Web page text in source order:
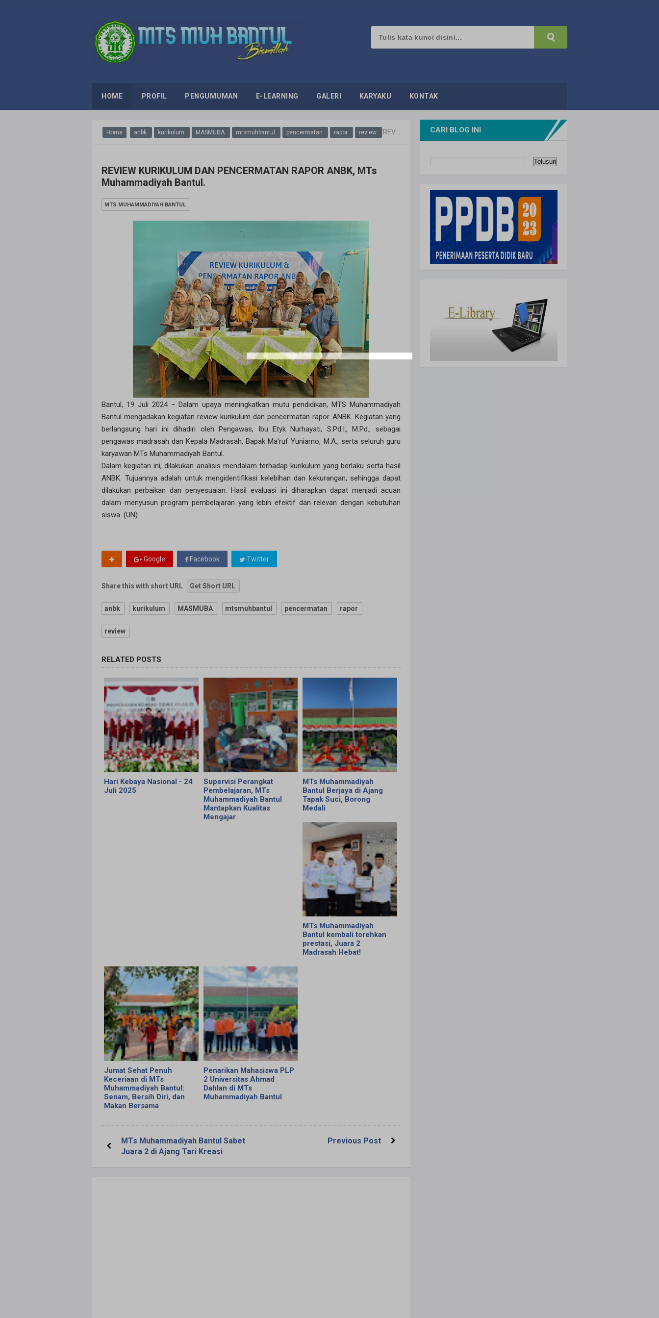
HOME PROFIL PENGUMUMAN E-LEARNING GALERI KARYAKU KONTAK
Home anbk kurikulum MASMUBA mtsmuhbantul pencermatan rapor review REVIEW KURIKULUM DAN PENCERMATAN RAPOR ANBK, MTs Muhammadiyah Bantul.
REVIEW KURIKULUM DAN PENCERMATAN RAPOR ANBK, MTs
Muhammadiyah Bantul.
MTS MUHAMMADIYAH BANTUL
Bantul, 19 Juli 2024 – Dalam upaya meningkatkan mutu pendidikan, MTS Muhammadiyah
Bantul mengadakan kegiatan review kurikulum dan pencermatan rapor ANBK. Kegiatan yang
berlangsung hari ini dihadiri oleh Pengawas, Ibu Etyk Nurhayati, S.Pd.I., M.Pd., sebagai
pengawas madrasah dan Kepala Madrasah, Bapak Ma'ruf Yuniarno, M.A., serta seluruh guru
karyawan MTs Muhammadiyah Bantul.
Dalam kegiatan ini, dilakukan analisis mendalam terhadap kurikulum yang berlaku serta hasil
ANBK. Tujuannya adalah untuk mengidentifikasi kelebihan dan kekurangan, sehingga dapat
dilakukan perbaikan dan penyesuaian. Hasil evaluasi ini diharapkan dapat menjadi acuan
dalam menyusun program pembelajaran yang lebih efektif dan relevan dengan kebutuhan
siswa. (UN)
Google Facebook Twitter
Share this with short URL Get Short URL
anbk kurikulum MASMUBA mtsmuhbantul pencermatan rapor
review
RELATED POSTS
Hari Kebaya Nasional - 24
Juli 2025
Supervisi Perangkat
Pembelajaran, MTs
Muhammadiyah Bantul
Mantapkan Kualitas
Mengajar
MTs Muhammadiyah
Bantul Berjaya di Ajang
Tapak Suci, Borong
Medali
MTs Muhammadiyah
Bantul kembali torehkan
prestasi, Juara 2
Madrasah Hebat!
Jumat Sehat Penuh
Keceriaan di MTs
Muhammadiyah Bantul:
Senam, Bersih Diri, dan
Makan Bersama
Penarikan Mahasiswa PLP
2 Universitas Ahmad
Dahlan di MTs
Muhammadiyah Bantul
MTs Muhammadiyah Bantul Sabet
Juara 2 di Ajang Tari Kreasi
Previous Post
CARI BLOG INI